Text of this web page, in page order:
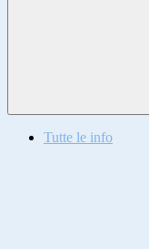
Tutte le info